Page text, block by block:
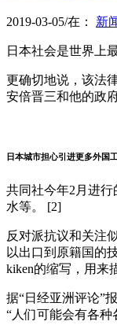
2019-03-05/在： 新
日本社会是世界上
更确切地说，该法
安倍晋三和他的政
日本城市担心引进更多外国
共同社今年2月进
水等。 [2]
反对派抗议和关注
以出口到原籍国的
kiken的缩写，用来
据“日经亚洲评论”
“人们可能会有各种